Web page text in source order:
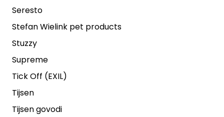
Seresto
Stefan Wielink pet products
Stuzzy
Supreme
Tick Off (EXIL)
Tijsen
Tijsen govodi